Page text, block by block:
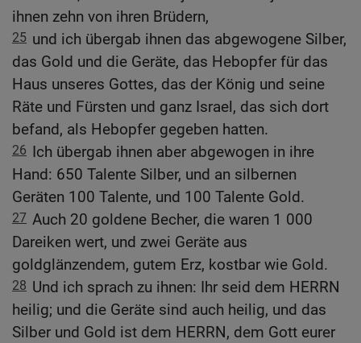
ihnen zehn von ihren Brüdern,
25 und ich übergab ihnen das abgewogene Silber,
das Gold und die Geräte, das Hebopfer für das
Haus unseres Gottes, das der König und seine
Räte und Fürsten und ganz Israel, das sich dort
befand, als Hebopfer gegeben hatten.
26 Ich übergab ihnen aber abgewogen in ihre
Hand: 650 Talente Silber, und an silbernen
Geräten 100 Talente, und 100 Talente Gold.
27 Auch 20 goldene Becher, die waren 1 000
Dareiken wert, und zwei Geräte aus
goldglänzendem, gutem Erz, kostbar wie Gold.
28 Und ich sprach zu ihnen: Ihr seid dem HERRN
heilig; und die Geräte sind auch heilig, und das
Silber und Gold ist dem HERRN, dem Gott eurer